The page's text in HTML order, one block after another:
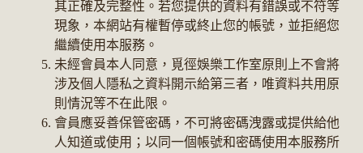
其正確及完整性。若您提供的資料有錯誤或不符等
現象，本網站有權暫停或終止您的帳號，並拒絕您
繼續使用本服務。
未經會員本人同意，覓徑娛樂工作室原則上不會將
涉及個人隱私之資料開示給第三者，唯資料共用原
則情況等不在此限。
會員應妥善保管密碼，不可將密碼洩露或提供給他
人知道或使用；以同一個帳號和密碼使用本服務所